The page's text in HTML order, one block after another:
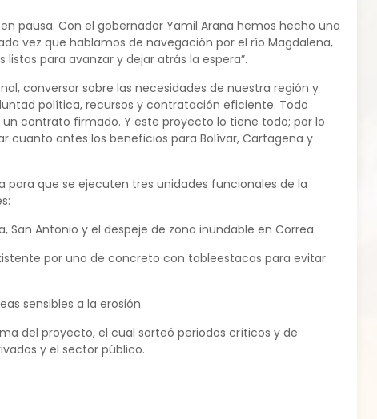
pausa. Con el gobernador Yamil Arana hemos hecho una
vez que hablamos de navegación por el río Magdalena,
para avanzar y dejar atrás la espera”.
conversar sobre las necesidades de nuestra región y
política, recursos y contratación eficiente. Todo
contrato firmado. Y este proyecto lo tiene todo; por lo
cuanto antes los beneficios para Bolívar, Cartagena y
que se ejecuten tres unidades funcionales de la
San Antonio y el despeje de zona inundable en Correa.
por uno de concreto con tableestacas para evitar
sensibles a la erosión.
del proyecto, el cual sorteó periodos críticos y de
y el sector público.